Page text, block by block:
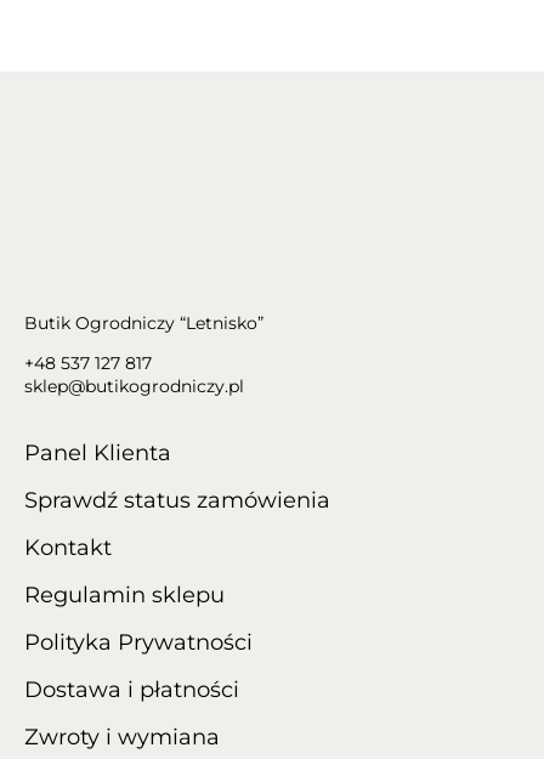
Butik Ogrodniczy “Letnisko”
+48 537 127 817
sklep@butikogrodniczy.pl
Panel Klienta
Sprawdź status zamówienia
Kontakt
Regulamin sklepu
Polityka Prywatności
Dostawa i płatności
Zwroty i wymiana